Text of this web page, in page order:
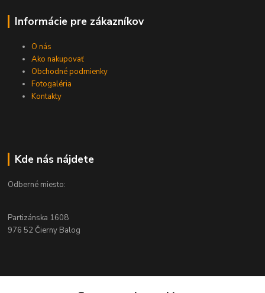
Informácie pre zákazníkov
O nás
Ako nakupovať
Obchodné podmienky
Fotogaléria
Kontakty
Kde nás nájdete
Odberné miesto:
Partizánska 1608
976 52 Čierny Balog